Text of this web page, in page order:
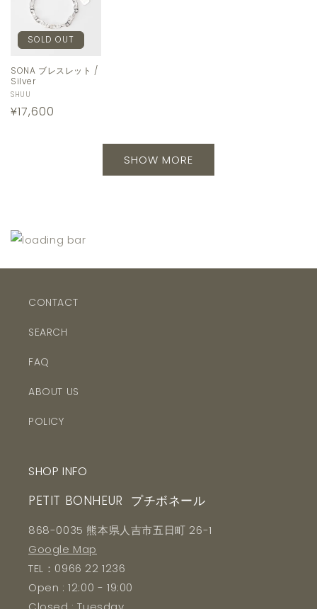
SOLD OUT
SONA ブレスレット /
Silver
販
売
SHUU
通
¥17,600
SHOW MORE
CONTACT
SEARCH
FAQ
ABOUT US
POLICY
SHOP INFO
PETIT BONHEUR プチボネール
868-0035 熊本県人吉市五日町 26-1
Google Map
TEL：0966 22 1236
Open : 12:00 - 19:00